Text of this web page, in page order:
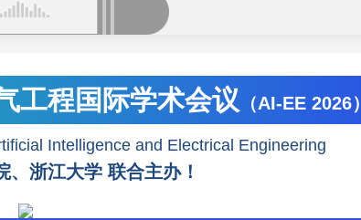
工程国际学术会议 （AI-EE 2026）
Intelligence and Electrical Engineering
、浙江大学 联合主办！